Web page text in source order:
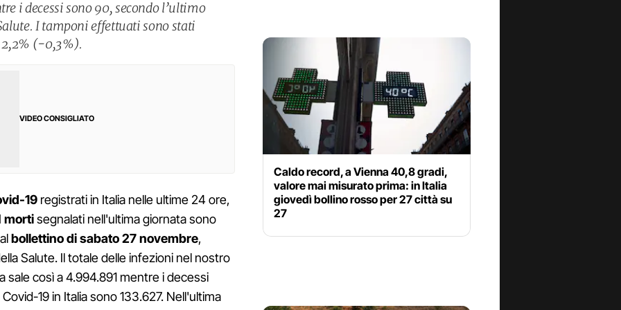
i decessi sono 90, secondo l’ultimo
I tamponi effettuati sono stati
2,2% (-0,3%).
VIDEO CONSIGLIATO
19 registrati in Italia nelle ultime 24 ore,
mortisegnalati nell'ultima giornata sono
bollettino di sabato 27 novembre,
Salute. Il totale delle infezioni nel nostro
sale così a 4.994.891 mentre i decessi
19 in Italia sono 133.627. Nell'ultima
Caldo record, a Vienna 40,8 gradi,
valore mai misurato prima: in Italia
giovedì bollino rosso per 27 città su
27